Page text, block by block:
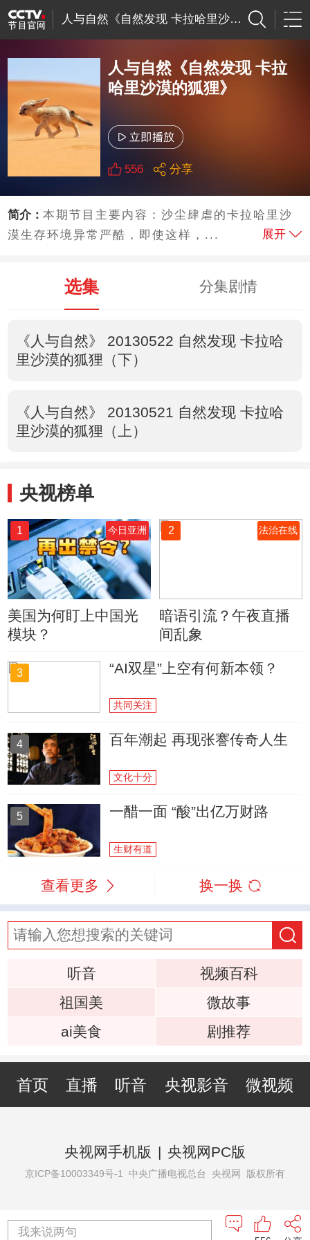
人与自然《自然发现 卡拉哈里沙漠的狐狸》
人与自然《自然发现 卡拉
哈里沙漠的狐狸》
556 分享
简介：本期节目主要内容：沙尘肆虐的卡拉哈里沙
漠生存环境异常严酷，即使这样，...
展开
选集 分集剧情
《人与自然》 20130522 自然发现 卡拉哈
里沙漠的狐狸（下）
《人与自然》 20130521 自然发现 卡拉哈
里沙漠的狐狸（上）
央视榜单
1 今日亚洲
美国为何盯上中国光
模块？
2 法治在线
暗语引流？午夜直播
间乱象
3 “AI双星”上空有何新本领？
共同关注
4 百年潮起 再现张謇传奇人生
文化十分
5 一醋一面 “酸”出亿万财路
生财有道
查看更多 换一换
听音
视频百科
祖国美
微故事
ai美食
剧推荐
首页 直播 听音 央视影音 微视频
央视网手机版 | 央视网PC版
京ICP备10003349号-1 中央广播电视总台 央视网 版权所有
我来说两句